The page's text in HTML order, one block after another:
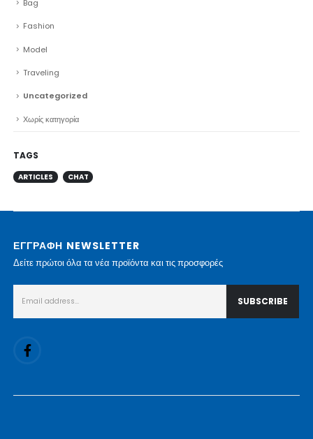
Bag
Fashion
Model
Traveling
Uncategorized
Χωρίς κατηγορία
TAGS
ARTICLES CHAT
ΕΓΓΡΑΦΗ NEWSLETTER
Δείτε πρώτοι όλα τα νέα προϊόντα και τις προσφορές